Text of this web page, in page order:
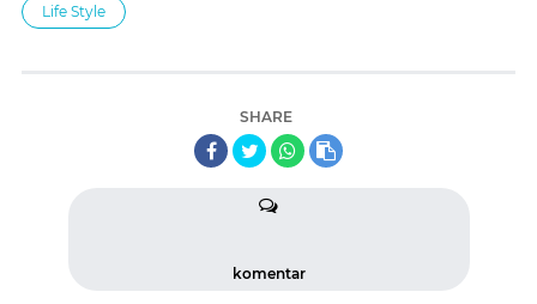
Life Style
SHARE
komentar